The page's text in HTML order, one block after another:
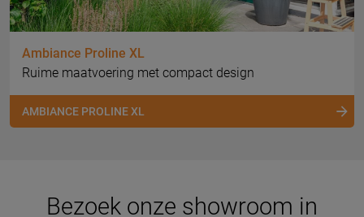
Ambiance Proline XL
Ruime maatvoering met compact design
AMBIANCE PROLINE XL
Bezoek onze showroom in